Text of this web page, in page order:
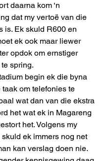
daarna kom ‘n
dat my vertoë van die
is. Ek skuld R600 en
ek ook maar liewer
opdok om ernstiger
spring.
begin ek die byna
om telefonies te
wat dan van die ekstra
het wat ek in Magareng
het. Volgens my
ek immers nog net
kan verslag doen nie.